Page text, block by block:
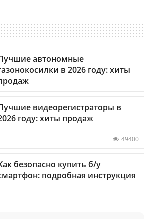
автономные
в 2026 году: хиты
видеорегистраторы в
году: хиты продаж
49400
безопасно купить б/у
подробная инструкция